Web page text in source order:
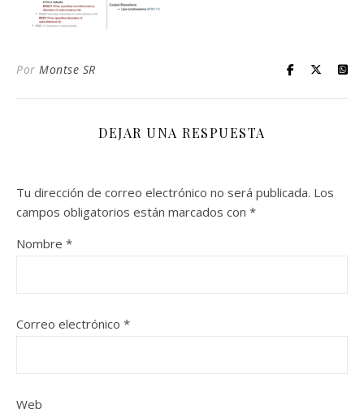
Por Montse SR
DEJAR UNA RESPUESTA
Tu dirección de correo electrónico no será publicada. Los
campos obligatorios están marcados con *
Nombre *
Correo electrónico *
Web